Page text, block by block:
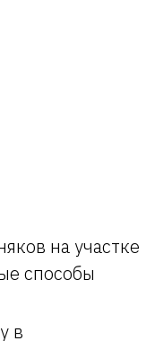
на участке
способы
в